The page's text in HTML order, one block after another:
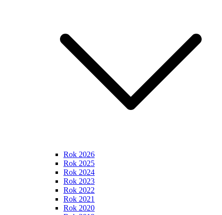
Rok 2026
Rok 2025
Rok 2024
Rok 2023
Rok 2022
Rok 2021
Rok 2020